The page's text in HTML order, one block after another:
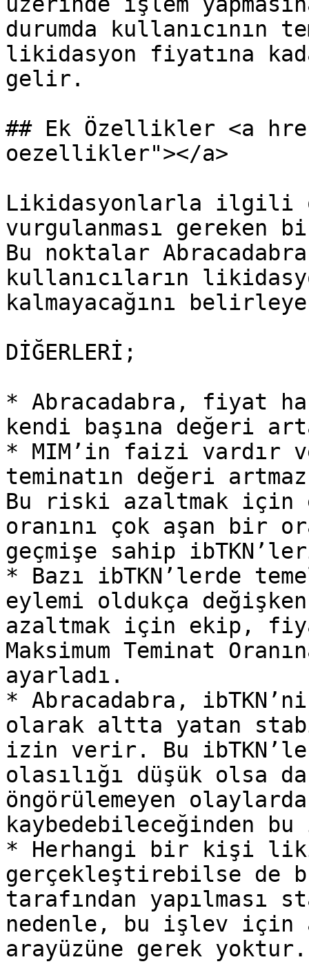
durumda kullanıcının
likidasyon fiyatına
gelir.
## Ek Özellikler <a
oezellikler"></a>
Likidasyonlarla ilgili
vurgulanması gereken
Bu noktalar
kullanıcıların
kalmayacağını
DİĞERLERİ;
* Abracadabra, fiyat
kendi başına değeri
* MIM’in faizi vardır
teminatın değeri
Bu riski azaltmak için
oranını çok aşan bir
geçmişe sahip
* Bazı ibTKN’lerde
eylemi oldukça
azaltmak için ekip,
Maksimum Teminat
ayarladı.
* Abracadabra,
olarak altta yatan
izin verir. Bu
olasılığı düşük olsa
öngörülemeyen
kaybedebileceğinden
* Herhangi bir kişi
gerçekleştirebilse de
tarafından yapılması
nedenle, bu işlev için